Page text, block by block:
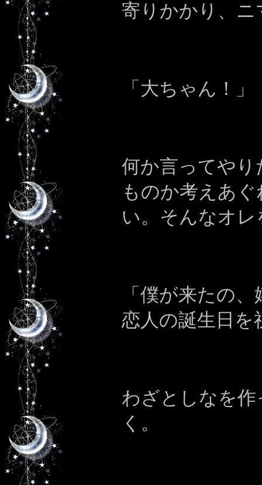
寄りかかり、
「大ちゃん！」
何か言ってや
ものか考えあ
い。 そんなオレ
「僕が来たの
恋人の誕生日を
わざとしなを
く。